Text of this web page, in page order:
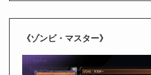
《ゾンビ・マスター》